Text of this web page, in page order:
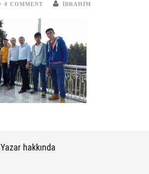
0 COMMENT IBRAHIM
Yazar hakkında